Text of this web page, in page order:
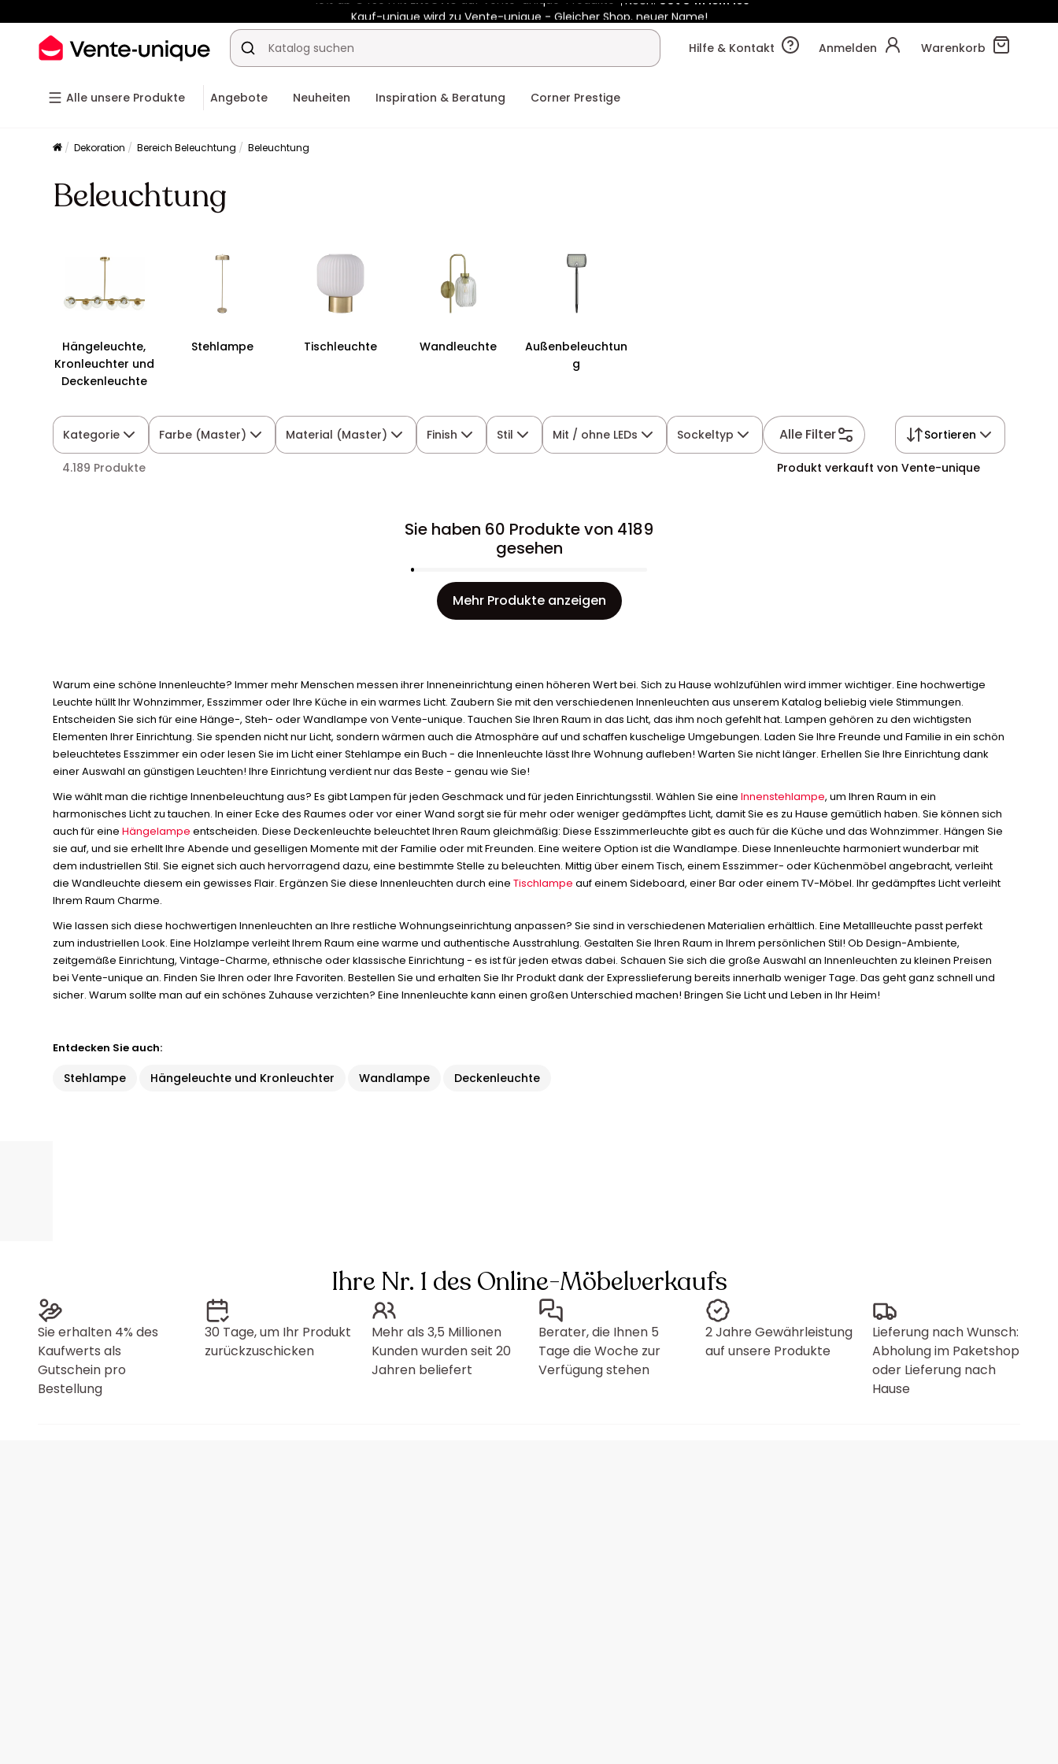
Kauf-unique wird zu Vente-unique - Gleicher Shop, neuer Name!
-10% ab €450 mitENJOY10auf Vente-unique-Produkte Noch:00t
Hilfe & Kontakt
Anmelden Warenkorb
Alle unsere Produkte Angebote Neuheiten Inspiration & Beratung Corner Prestige
Dekoration Bereich Beleuchtung Beleuchtung
Beleuchtung
Hängeleuchte,
Kronleuchter und
Deckenleuchte
Stehlampe Tischleuchte Wandleuchte
Außenbeleuchtun
g
Kategorie Farbe (Master) Material (Master) Finish Stil Mit / ohne LEDs Sockeltyp Alle Filter Sortieren
4.189 Produkte Produkt verkauft von Vente-unique
Sie haben 60 Produkte von 4189
gesehen
Mehr Produkte anzeigen
Warum eine schöne Innenleuchte? Immer mehr Menschen messen ihrer Inneneinrichtung einen höheren Wert bei. Sich zu Hause wohlzufühlen wird immer wichtiger. Eine hochwertige
Leuchte hüllt Ihr Wohnzimmer, Esszimmer oder Ihre Küche in ein warmes Licht. Zaubern Sie mit den verschiedenen Innenleuchten aus unserem Katalog beliebig viele Stimmungen.
Entscheiden Sie sich für eine Hänge-, Steh- oder Wandlampe von Vente-unique. Tauchen Sie Ihren Raum in das Licht, das ihm noch gefehlt hat. Lampen gehören zu den wichtigsten
Elementen Ihrer Einrichtung. Sie spenden nicht nur Licht, sondern wärmen auch die Atmosphäre auf und schaffen kuschelige Umgebungen. Laden Sie Ihre Freunde und Familie in ein schön
beleuchtetes Esszimmer ein oder lesen Sie im Licht einer Stehlampe ein Buch - die Innenleuchte lässt Ihre Wohnung aufleben! Warten Sie nicht länger. Erhellen Sie Ihre Einrichtung dank
einer Auswahl an günstigen Leuchten! Ihre Einrichtung verdient nur das Beste - genau wie Sie!
Wie wählt man die richtige Innenbeleuchtung aus? Es gibt Lampen für jeden Geschmack und für jeden Einrichtungsstil. Wählen Sie eineInnenstehlampe, um Ihren Raum in ein
harmonisches Licht zu tauchen. In einer Ecke des Raumes oder vor einer Wand sorgt sie für mehr oder weniger gedämpftes Licht, damit Sie es zu Hause gemütlich haben. Sie können sich
auch für eineHängelampe entscheiden. Diese Deckenleuchte beleuchtet Ihren Raum gleichmäßig: Diese Esszimmerleuchte gibt es auch für die Küche und das Wohnzimmer. Hängen Sie
sie auf, und sie erhellt Ihre Abende und geselligen Momente mit der Familie oder mit Freunden. Eine weitere Option ist die Wandlampe. Diese Innenleuchte harmoniert wunderbar mit
dem industriellen Stil. Sie eignet sich auch hervorragend dazu, eine bestimmte Stelle zu beleuchten. Mittig über einem Tisch, einem Esszimmer- oder Küchenmöbel angebracht, verleiht
die Wandleuchte diesem ein gewisses Flair. Ergänzen Sie diese Innenleuchten durch eineTischlampe auf einem Sideboard, einer Bar oder einem TV-Möbel. Ihr gedämpftes Licht verleiht
Ihrem Raum Charme.
Wie lassen sich diese hochwertigen Innenleuchten an Ihre restliche Wohnungseinrichtung anpassen? Sie sind in verschiedenen Materialien erhältlich. Eine Metallleuchte passt perfekt
zum industriellen Look. Eine Holzlampe verleiht Ihrem Raum eine warme und authentische Ausstrahlung. Gestalten Sie Ihren Raum in Ihrem persönlichen Stil! Ob Design-Ambiente,
zeitgemäße Einrichtung, Vintage-Charme, ethnische oder klassische Einrichtung - es ist für jeden etwas dabei. Schauen Sie sich die große Auswahl an Innenleuchten zu kleinen Preisen
bei Vente-unique an. Finden Sie Ihren oder Ihre Favoriten. Bestellen Sie und erhalten Sie Ihr Produkt dank der Expresslieferung bereits innerhalb weniger Tage. Das geht ganz schnell und
sicher. Warum sollte man auf ein schönes Zuhause verzichten? Eine Innenleuchte kann einen großen Unterschied machen! Bringen Sie Licht und Leben in Ihr Heim!
Entdecken Sie auch:
Stehlampe Hängeleuchte und Kronleuchter Wandlampe Deckenleuchte
Ihre Nr. 1 des Online-Möbelverkaufs
Sie erhalten 4% des
Kaufwerts als
Gutschein pro
Bestellung
30 Tage, um Ihr Produkt
zurückzuschicken
Mehr als 3,5 Millionen
Kunden wurden seit 20
Jahren beliefert
Berater, die Ihnen 5
Tage die Woche zur
Verfügung stehen
2 Jahre Gewährleistung
auf unsere Produkte
Lieferung nach Wunsch:
Abholung im Paketshop
oder Lieferung nach
Hause